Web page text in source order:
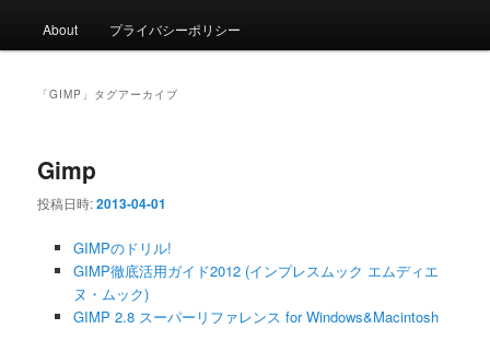
メ
About プライバシーポリシー
「GIMP 」タグアーカイブ
Gimp
投稿日時:2013-04-01
GIMPのドリル!
GIMP徹底活用ガイド2012 (インプレスムック エムディエ
ヌ・ムック)
GIMP 2.8 スーパーリファレンス for Windows&Macintosh